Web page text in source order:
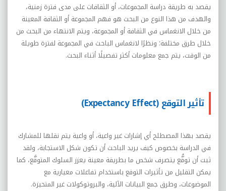
يقصد به طريقة دراسة المجموعات، أو الثقافات على مدى فترة زمنية،
والهدف من هذا النوع من البحث هو فهم المجموعة أو الثقافة المعينة
من خلال الانغماس في الثقافة أو المجموعة، ويتم الانتهاء من البحث من
خلال طرق مختلفة؛ ونظرًا لانغماس الباحث في المجموعة لفترة طويلة
من الوقت، يتم جمع معلومات أكثر تفصيلًا أثناء البحث.
تأثير التوقع (Expectancy Effect)
يقصد بهذا المصطلح أي إشارات غير واعية، أو واعية يتم نقلها للمشارك
في الدراسة بخصوص كيف يريد الباحث أن تكون شكل الاستجابة، ولقد
ثبت أن توقُّع يتصرف شخص ما بطريقة معينة يعزز السلوك المتوقَّع، كما
يمكن التقليل من تأثيرات التوقع باستخدام تفاعلات معيارية مع
الموضوعات، وطرق جمع البيانات الآلية، والبروتوكولات غير المتحيزة.